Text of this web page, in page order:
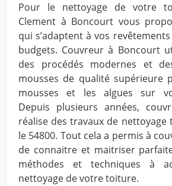
Pour le nettoyage de votre
Clement à Boncourt vous
qui s’adaptent à vos
budgets. Couvreur à Boncourt
des procédés modernes et
mousses de qualité supérieure
mousses et les algues sur
Depuis plusieurs années,
réalise des travaux de
le 54800. Tout cela a permis à
de connaitre et maitriser
méthodes et techniques à
nettoyage de votre toiture.